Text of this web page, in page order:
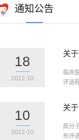
通知公告
18
2012-10
关
临床
评选
10
2012-10
关
高分
布评